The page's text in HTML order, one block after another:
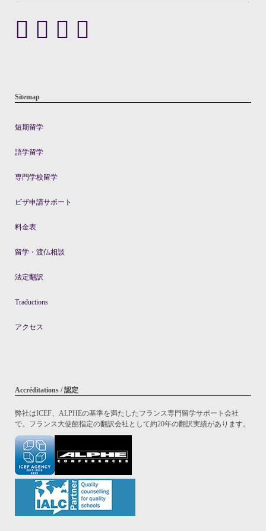
Sitemap
短期留学
語学留学
専門学校留学
ビザ申請サポート
料金表
留学・渡仏相談
法定翻訳
Traductions
アクセス
Accréditations / 認定
弊社はICEF、ALPHEの基準を満たしたフランス専門留学サポート会社
で。フランス大使館指定の翻訳会社として約20年の翻訳実績があります。